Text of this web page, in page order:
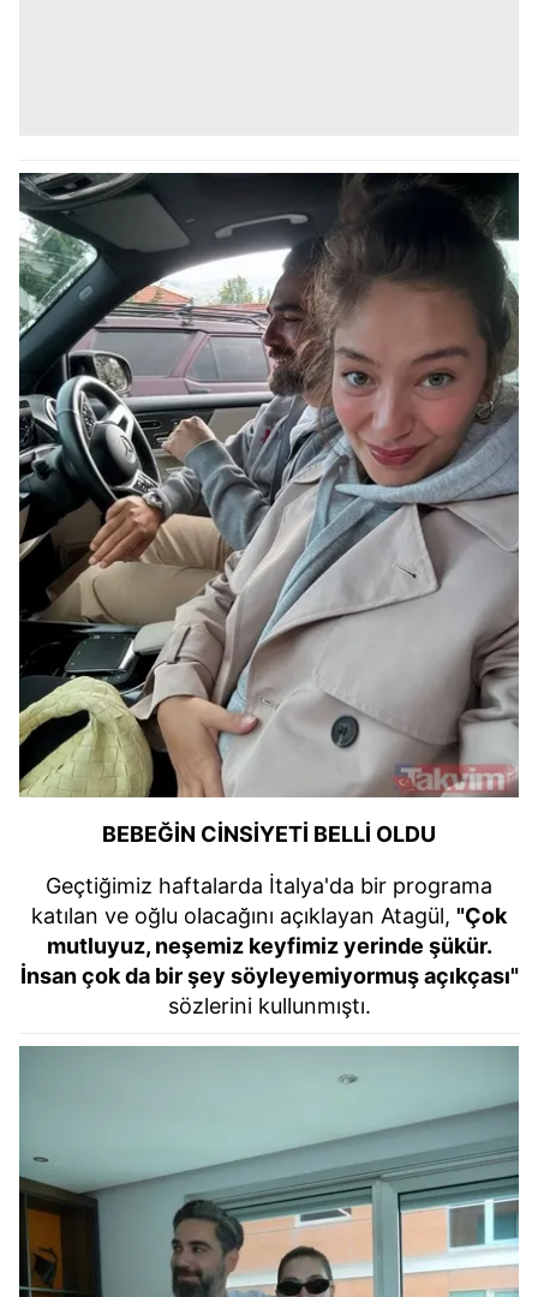
BEBEĞİN CİNSİYETİ BELLİ OLDU
Geçtiğimiz haftalarda İtalya'da bir programa
katılan ve oğlu olacağını açıklayan Atagül, "Çok
mutluyuz, neşemiz keyfimiz yerinde şükür.
İnsan çok da bir şey söyleyemiyormuş açıkçası"
sözlerini kullunmıştı.